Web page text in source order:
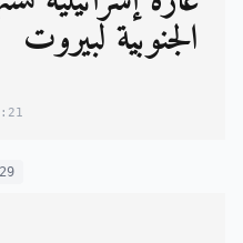
الجنوبية لبيروت